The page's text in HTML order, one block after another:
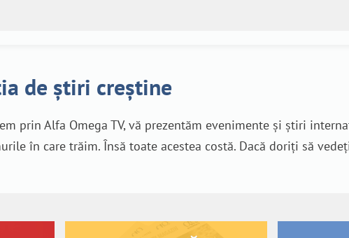
de știri creștine
prin Alfa Omega TV, vă prezentăm evenimente și știri
în care trăim. Însă toate acestea costă. Dacă doriți să